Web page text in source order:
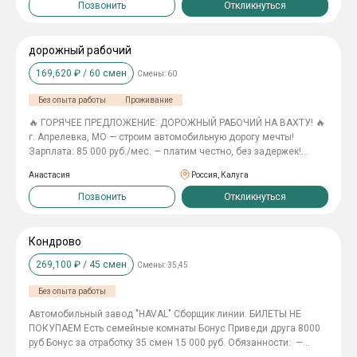
Выполнение земляных работ. Мы предлагаем: · Официальное
трудоустройство по Трудовому Кодексу РФ. · Проживание в
спецодежды за счет компании. · Компенсация проезда до
места работы и обратно (до 4000 руб.).
Позвонить Откликнуться
дорожный рабочий
169,620 ₽ / 60 смен Смены: 60
Без опыта работы Проживание
🔥 ГОРЯЧЕЕ ПРЕДЛОЖЕНИЕ: ДОРОЖНЫЙ РАБОЧИЙ НА ВАХТУ! 🔥
г. Апрелевка, МО — строим автомобильную дорогу мечты!
Зарплата: 85 000 руб./мес. — платим честно, без задержек!
ПРО»: ✅ Официальное трудоустройство (ТК РФ — никаких
«серых» схем); ✅ Проживание в хостеле (чистое и уютное); ✅
Питание 2 раза в день (обед и ужин — сил хватит на всё); ✅
до вахты и обратно — или компенсация до 4 000 руб. ВАШИ
ЗАДАЧИ: • укладка асфальта и щебня; • установка поребриков.
УСЛОВИЯ: вахта 60/30, график 7/0, смена 11 часов.
Анастасия Россия, Калуга
Позвонить Откликнуться
Кондрово
269,100 ₽ / 45 смен Смены:35,45
Без опыта работы
Автомобильный завод "HAVAL" Cборщик линии. БИЛЕТЫ НЕ
ПОКУПАЕМ Есть семейные комнаты Бонус Приведи друга 8000
руб Бонус за отработку 35 смен 15 000 руб. Обязанности: —